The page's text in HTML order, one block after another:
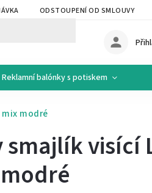
ODSTOUPENÍ OD SMLOUVY
Reklamní balónky s potiskem
modré
smajlík visící